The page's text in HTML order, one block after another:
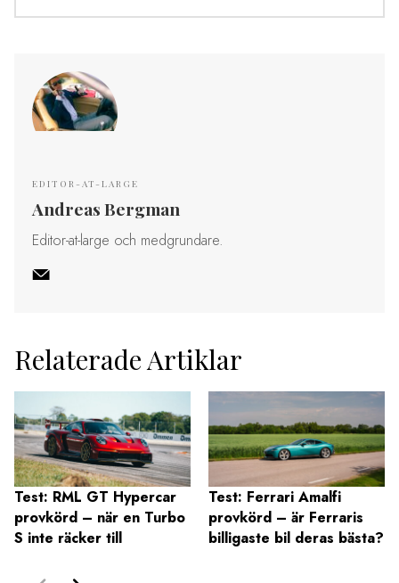
EDITOR-AT-LARGE
Andreas Bergman
Editor-at-large och medgrundare.
Relaterade Artiklar
Test: RML GT Hypercar
provkörd – när en Turbo
S inte räcker till
Test: Ferrari Amalfi
provkörd – är Ferraris
billigaste bil deras bästa?